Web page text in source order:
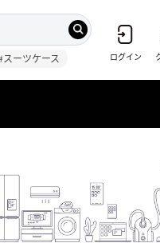
スーツケース ログイン